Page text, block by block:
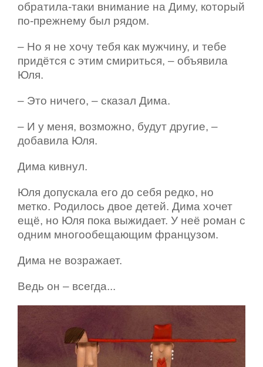
обратила-таки внимание на Диму, который
по-прежнему был рядом.
– Но я не хочу тебя как мужчину, и тебе
придётся с этим смириться, – объявила
Юля.
– Это ничего, – сказал Дима.
– И у меня, возможно, будут другие, –
добавила Юля.
Дима кивнул.
Юля допускала его до себя редко, но
метко. Родилось двое детей. Дима хочет
ещё, но Юля пока выжидает. У неё роман с
одним многообещающим французом.
Дима не возражает.
Ведь он – всегда...